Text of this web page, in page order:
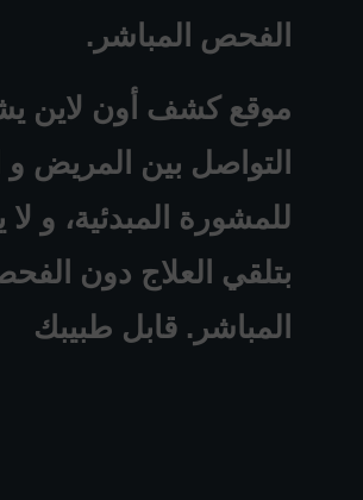
الفحص المباشر.
موقع كشف أون لاين
التواصل بين المريض
للمشورة المبدئية، و
بتلقي العلاج دون
المباشر. قابل طبيبك